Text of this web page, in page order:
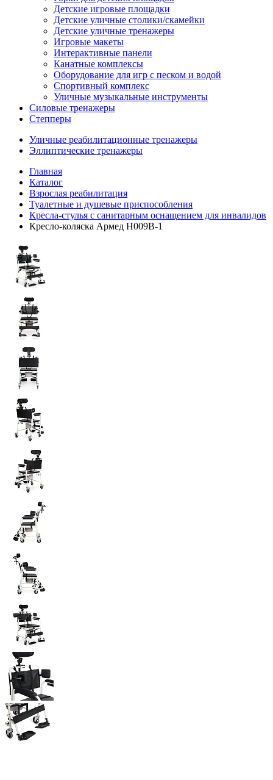
Детские игровые площадки
Детские уличные столики/скамейки
Детские уличные тренажеры
Игровые макеты
Интерактивные панели
Канатные комплексы
Оборудование для игр с песком и водой
Спортивный комплекс
Уличные музыкальные инструменты
Силовые тренажеры
Степперы
Уличные реабилитационные тренажеры
Эллиптические тренажеры
Главная
Каталог
Взрослая реабилитация
Туалетные и душевые приспособления
Кресла-стулья с санитарным оснащением для инвалидов
Кресло-коляска Армед H009B-1